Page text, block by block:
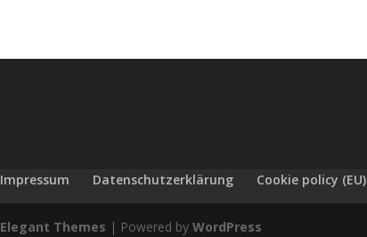
Impressum Datenschutzerklärung Cookie policy (EU)
Elegant Themes | Powered byWordPress